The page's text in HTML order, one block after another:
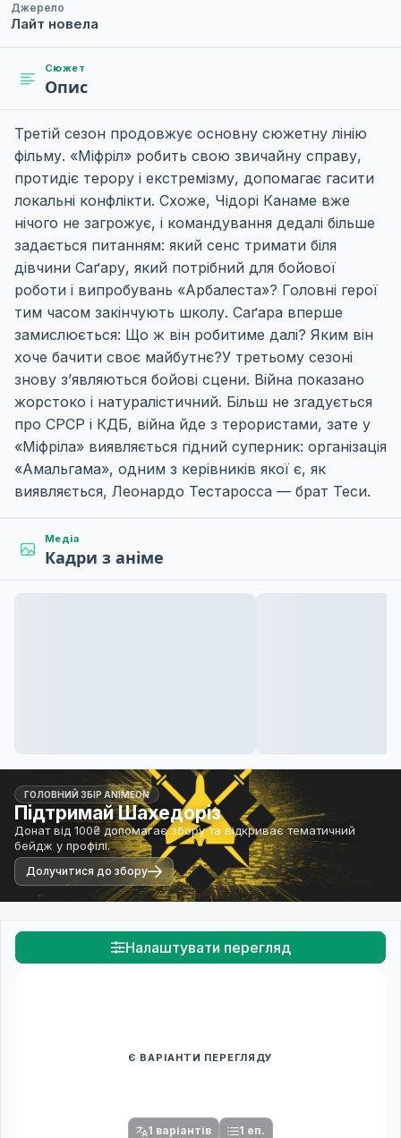
Джерело
Лайт новела
Сюжет
Опис
Третій сезон продовжує основну сюжетну лінію
фільму. «Міфріл» робить свою звичайну справу,
протидіє терору і екстремізму, допомагає гасити
локальні конфлікти. Схоже, Чідорі Канаме вже
нічого не загрожує, і командування дедалі більше
задається питанням: який сенс тримати біля
дівчини Саґару, який потрібний для бойової
роботи і випробувань «Арбалеста»? Головні герої
тим часом закінчують школу. Саґара вперше
замислюється: Що ж він робитиме далі? Яким він
хоче бачити своє майбутнє?У третьому сезоні
знову з’являються бойові сцени. Війна показано
жорстоко і натуралістичний. Більш не згадується
про СРСР і КДБ, війна йде з терористами, зате у
«Міфріла» виявляється гідний суперник: організація
«Амальгама», одним з керівників якої є, як
виявляється, Леонардо Тестаросса — брат Теси.
Медіа
Кадри з аніме
ГОЛОВНИЙ ЗБІР ANIMEON
Підтримай Шахедоріз
Донат від 100₴ допомагає збору та відкриває тематичний
бейдж у профілі.
Долучитися до збору
Налаштувати перегляд
Є ВАРІАНТИ ПЕРЕГЛЯДУ
1 варіантів 1 еп.